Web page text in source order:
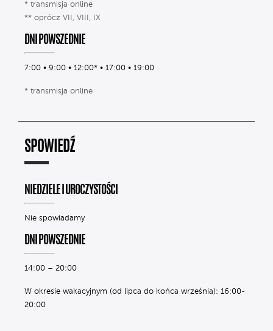
* transmisja online
** oprócz VII, VIII, IX
DNI POWSZEDNIE
7:00 • 9:00 • 12:00* • 17:00 • 19:00
* transmisja online
SPOWIEDŹ
NIEDZIELE I UROCZYSTOŚCI
Nie spowiadamy
DNI POWSZEDNIE
14:00 – 20:00
W okresie wakacyjnym (od lipca do końca września): 16:00-
20:00